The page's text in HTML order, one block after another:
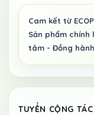
TUYỂN CỘNG